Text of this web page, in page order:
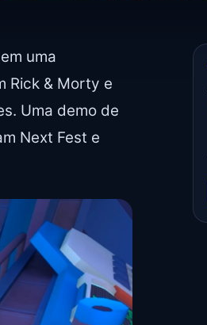
uma
Rick & Morty e
Uma demo de
Next Fest e